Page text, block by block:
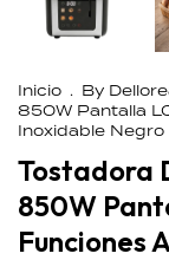
Inicio . By
850W Pantalla
Inoxidable Negro
Tostadora
850W
Funciones